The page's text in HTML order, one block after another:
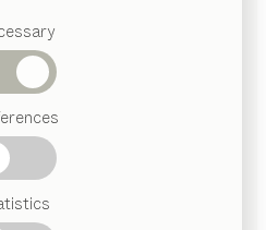
werden alle
Naturöl veredelt.